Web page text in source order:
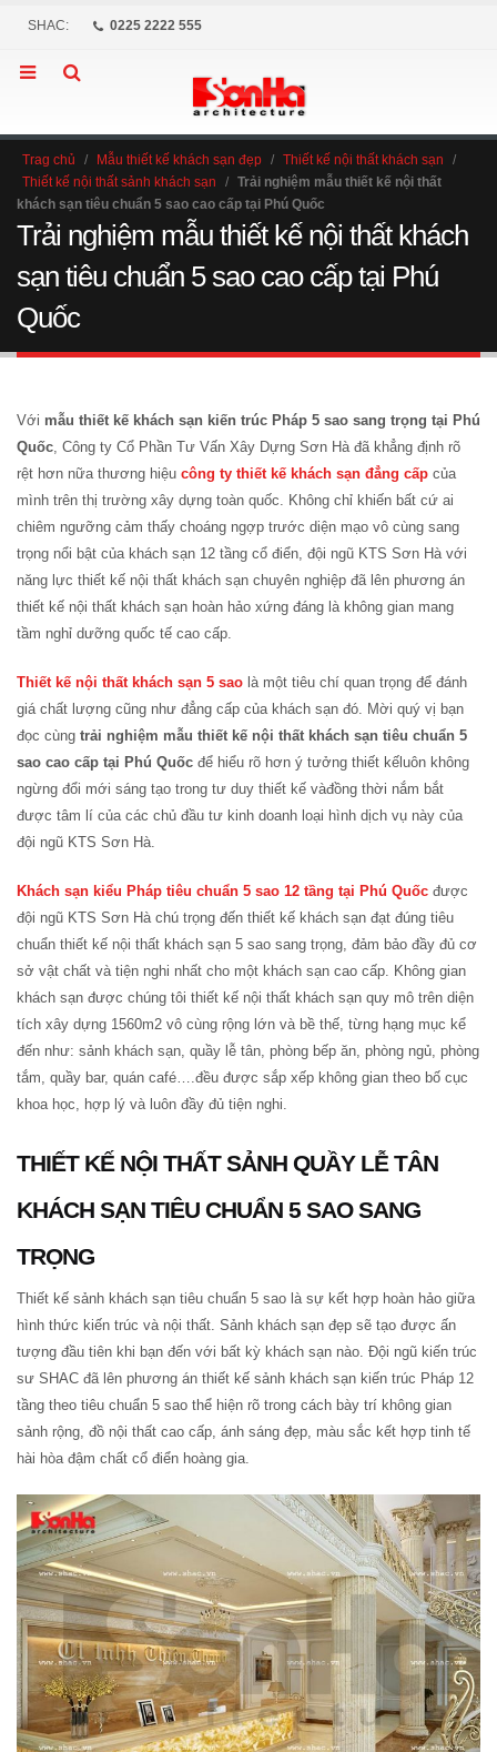
SHAC: 0225 2222 555
Trag chủ / Mẫu thiết kế khách sạn đẹp / Thiết kế nội thất khách sạn
/
Thiết kế nội thất sảnh khách sạn
/ Trải nghiệm mẫu thiết kế nội thất
khách sạn tiêu chuẩn 5 sao cao cấp tại Phú Quốc
Trải nghiệm mẫu thiết kế nội thất khách
sạn tiêu chuẩn 5 sao cao cấp tại Phú
Quốc
Với mẫu thiết kế khách sạn kiến trúc Pháp 5 sao sang trọng tại Phú
Quốc , Công ty Cổ Phần Tư Vấn Xây Dựng Sơn Hà đã khẳng định rõ
rệt hơn nữa thương hiệu công ty thiết kế khách sạn đẳng cấp của
mình trên thị trường xây dựng toàn quốc. Không chỉ khiến bất cứ ai
chiêm ngưỡng cảm thấy choáng ngợp trước diện mạo vô cùng sang
trọng nổi bật của khách sạn 12 tầng cổ điển, đội ngũ KTS Sơn Hà với
năng lực thiết kế nội thất khách sạn chuyên nghiệp đã lên phương án
thiết kế nội thất khách sạn hoàn hảo xứng đáng là không gian mang
tầm nghỉ dưỡng quốc tế cao cấp.
Thiết kế nội thất khách sạn 5 sao là một tiêu chí quan trọng để đánh
giá chất lượng cũng như đẳng cấp của khách sạn đó. Mời quý vị bạn
đọc cùng trải nghiệm mẫu thiết kế nội thất khách sạn tiêu chuẩn 5
sao cao cấp tại Phú Quốc để hiểu rõ hơn ý tưởng thiết kếluôn không
ngừng đổi mới sáng tạo trong tư duy thiết kế vàđồng thời nắm bắt
được tâm lí của các chủ đầu tư kinh doanh loại hình dịch vụ này của
đội ngũ KTS Sơn Hà.
Khách sạn kiểu Pháp tiêu chuẩn 5 sao 12 tầng tại Phú Quốc được
đội ngũ KTS Sơn Hà chú trọng đến thiết kế khách sạn đạt đúng tiêu
chuẩn thiết kế nội thất khách sạn 5 sao sang trọng, đảm bảo đầy đủ cơ
sở vật chất và tiện nghi nhất cho một khách sạn cao cấp. Không gian
khách sạn được chúng tôi thiết kế nội thất khách sạn quy mô trên diện
tích xây dựng 1560m2 vô cùng rộng lớn và bề thế, từng hạng mục kể
đến như: sảnh khách sạn, quầy lễ tân, phòng bếp ăn, phòng ngủ, phòng
tắm, quầy bar, quán café….đều được sắp xếp không gian theo bố cục
khoa học, hợp lý và luôn đầy đủ tiện nghi.
THIẾT KẾ NỘI THẤT SẢNH QUẦY LỄ TÂN
KHÁCH SẠN TIÊU CHUẨN 5 SAO SANG
TRỌNG
Thiết kế sảnh khách sạn tiêu chuẩn 5 sao là sự kết hợp hoàn hảo giữa
hình thức kiến trúc và nội thất. Sảnh khách sạn đẹp sẽ tạo được ấn
tượng đầu tiên khi bạn đến với bất kỳ khách sạn nào. Đội ngũ kiến trúc
sư SHAC đã lên phương án thiết kế sảnh khách sạn kiến trúc Pháp 12
tầng theo tiêu chuẩn 5 sao thể hiện rõ trong cách bày trí không gian
sảnh rộng, đồ nội thất cao cấp, ánh sáng đẹp, màu sắc kết hợp tinh tế
hài hòa đậm chất cổ điển hoàng gia.